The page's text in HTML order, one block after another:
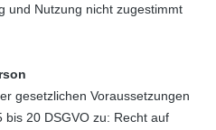
und Nutzung nicht zugestimmt
gesetzlichen Voraussetzungen
20 DSGVO zu: Recht auf